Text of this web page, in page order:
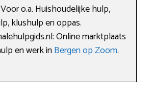
o.a. Huishoudelijke hulp,
klushulp en oppas.
Online marktplaats
en werk inBergen op Zoom.